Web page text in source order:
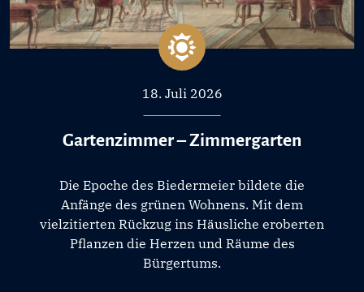
18. Juli 2026
Gartenzimmer – Zimmergarten
Die Epoche des Biedermeier bildete die
Anfänge des grünen Wohnens. Mit dem
vielzitierten Rückzug ins Häusliche eroberten
Pflanzen die Herzen und Räume des
Bürgertums.